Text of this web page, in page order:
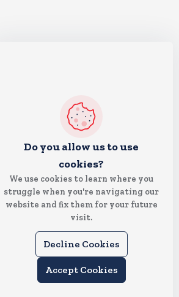
Do you allow us to use
cookies?
We use cookies to learn where you
struggle when you're navigating our
website and fix them for your future
visit.
Decline Cookies
Accept Cookies